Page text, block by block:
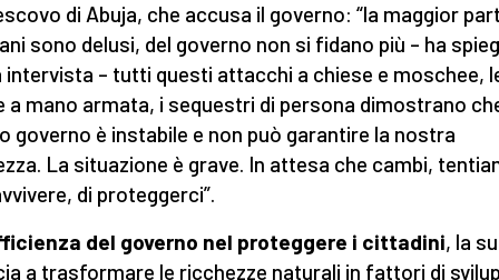
di Abuja, che accusa il governo: “la maggior
sono delusi, del governo non si fidano più – ha
intervista – tutti questi attacchi a chiese e moschee,
a mano armata, i sequestri di persona dimostrano
governo è instabile e non può garantire la nostra
La situazione è grave. In attesa che cambi,
di proteggerci”.
del governo nel proteggere i cittadini, la
a trasformare le ricchezze naturali in fattori di